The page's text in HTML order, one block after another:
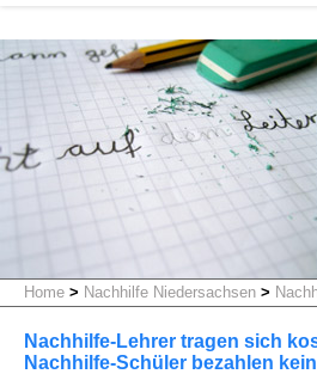
Home > Nachhilfe Niedersachsen >
Nachhilfe-Lehrer tragen sich
Nachhilfe-Schüler bezahlen